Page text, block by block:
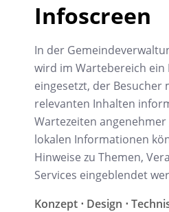
Infoscreen
In der
wird im Wartebereich ein
eingesetzt, der Besucher
relevanten Inhalten
Wartezeiten
lokalen Informationen
Hinweise zu Themen,
Services eingeblendet
Konzept ⋅ Design ⋅